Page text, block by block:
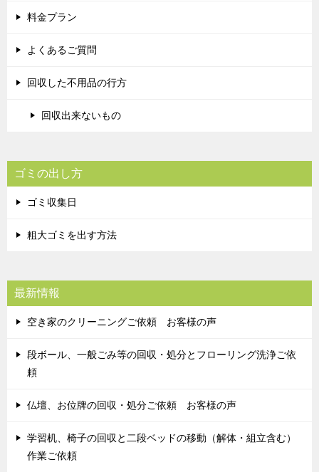
料金プラン
よくあるご質問
回収した不用品の行方
回収出来ないもの
ゴミの出し方
ゴミ収集日
粗大ゴミを出す方法
最新情報
空き家のクリーニングご依頼 お客様の声
段ボール、一般ごみ等の回収・処分とフローリング洗浄ご依
頼
仏壇、お位牌の回収・処分ご依頼 お客様の声
学習机、椅子の回収と二段ベッドの移動（解体・組立含む）
作業ご依頼